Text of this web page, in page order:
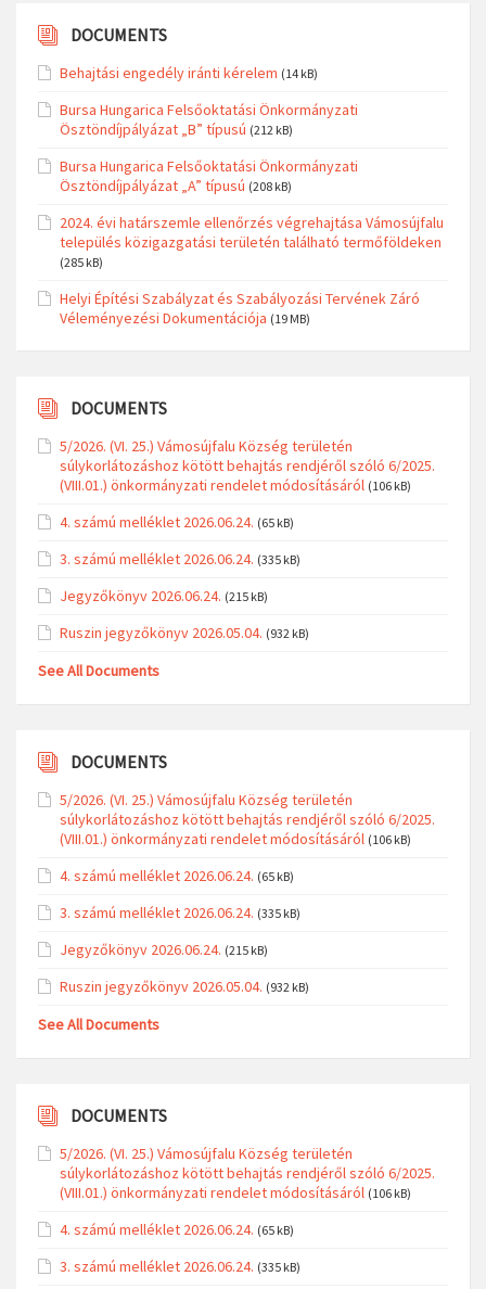
DOCUMENTS
Behajtási engedély iránti kérelem (14 kB)
Bursa Hungarica Felsőoktatási Önkormányzati
Ösztöndíjpályázat „B” típusú (212 kB)
Bursa Hungarica Felsőoktatási Önkormányzati
Ösztöndíjpályázat „A” típusú (208 kB)
2024. évi határszemle ellenőrzés végrehajtása Vámosújfalu
település közigazgatási területén található termőföldeken
(285 kB)
Helyi Építési Szabályzat és Szabályozási Tervének Záró
Véleményezési Dokumentációja (19 MB)
DOCUMENTS
5/2026. (VI. 25.) Vámosújfalu Község területén
súlykorlátozáshoz kötött behajtás rendjéről szóló 6/2025.
(VIII.01.) önkormányzati rendelet módosításáról (106 kB)
4. számú melléklet 2026.06.24. (65 kB)
3. számú melléklet 2026.06.24. (335 kB)
Jegyzőkönyv 2026.06.24. (215 kB)
Ruszin jegyzőkönyv 2026.05.04. (932 kB)
See All Documents
DOCUMENTS
5/2026. (VI. 25.) Vámosújfalu Község területén
súlykorlátozáshoz kötött behajtás rendjéről szóló 6/2025.
(VIII.01.) önkormányzati rendelet módosításáról (106 kB)
4. számú melléklet 2026.06.24. (65 kB)
3. számú melléklet 2026.06.24. (335 kB)
Jegyzőkönyv 2026.06.24. (215 kB)
Ruszin jegyzőkönyv 2026.05.04. (932 kB)
See All Documents
DOCUMENTS
5/2026. (VI. 25.) Vámosújfalu Község területén
súlykorlátozáshoz kötött behajtás rendjéről szóló 6/2025.
(VIII.01.) önkormányzati rendelet módosításáról (106 kB)
4. számú melléklet 2026.06.24. (65 kB)
3. számú melléklet 2026.06.24. (335 kB)